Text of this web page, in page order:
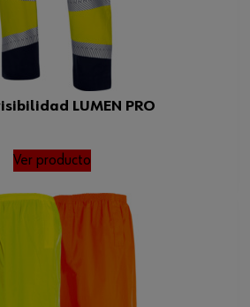
artículo) 500.000 g
EN 20471
LUMEN PRO
Ver producto